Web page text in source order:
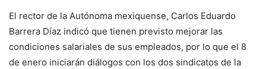
El rector de la Autónoma mexiquense, Carlos Eduardo
Barrera Díaz indicó que tienen previsto mejorar las
condiciones salariales de sus empleados, por lo que el 8
de enero iniciarán diálogos con los dos sindicatos de la